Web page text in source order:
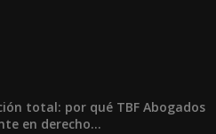
total: por qué TBF Abogados
en derecho...